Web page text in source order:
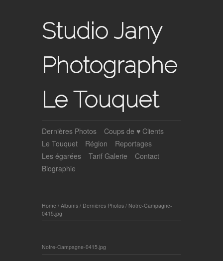
Studio Jany
Photographe
Le Touquet
Dernières Photos
Coups de ♥ Clients
Le Touquet
Région
Reportages
Les égarées
Tarif Galerie
Contact
Biographie
Home / Albums / Dernières Photos / Notre-Campagne-
0415.jpg
Notre-Campagne-0415.jpg